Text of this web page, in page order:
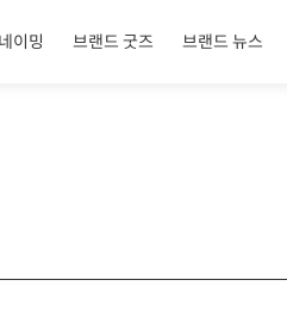
이밍 브랜드 굿즈 브랜드 뉴스